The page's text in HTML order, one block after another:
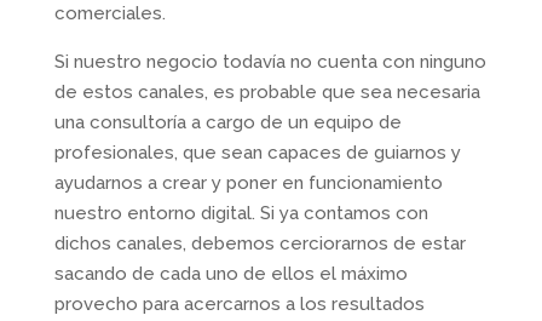
comerciales.
Si nuestro negocio todavía no cuenta con ninguno
de estos canales, es probable que sea necesaria
una consultoría a cargo de un equipo de
profesionales, que sean capaces de guiarnos y
ayudarnos a crear y poner en funcionamiento
nuestro entorno digital. Si ya contamos con
dichos canales, debemos cerciorarnos de estar
sacando de cada uno de ellos el máximo
provecho para acercarnos a los resultados